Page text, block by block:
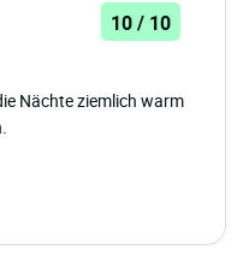
10 / 10
Nächte ziemlich warm